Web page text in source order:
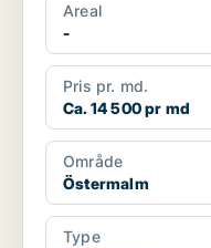
Areal
-
Pris pr. md.
Ca. 14 500 pr md
Område
Östermalm
Type